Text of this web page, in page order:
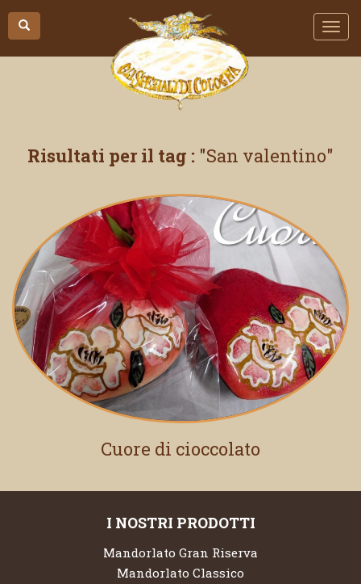
Risultati per il tag : San valentino
Cuore di cioccolato
I NOSTRI PRODOTTI
Mandorlato Gran Riserva
Mandorlato Classico